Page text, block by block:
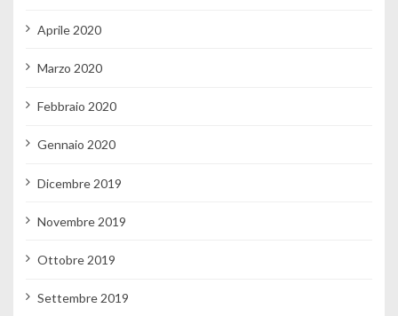
Aprile 2020
Marzo 2020
Febbraio 2020
Gennaio 2020
Dicembre 2019
Novembre 2019
Ottobre 2019
Settembre 2019